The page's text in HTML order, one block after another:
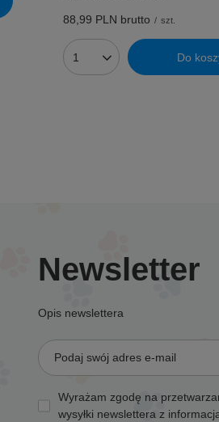
88,99 PLN brutto / szt.
Ilość produktów Do
Newsletter
Opis newslettera
Podaj swój adres e-mail
Wyrażam zgodę na
wysyłki newslettera z